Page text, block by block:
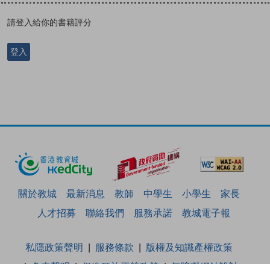
請登入給你的書籍評分
登入
關於教城 最新消息 教師 中學生 小學生
家長
人才招募
聯絡我們 服務承諾 教城電子報
私隱政策聲明 服務條款
版權及知識產權政策